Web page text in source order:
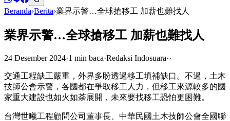
Beranda›Berita›業界示警…全球搶移工 加薪也難找人
業界示警…全球搶移工 加薪也難找人
24 Desember 2024·1 min baca·Redaksi Indosuara··
交通工程缺工嚴重，外界多盼透過移工填補缺口。不過，土木
技師公會示警，各國都在爭取移工人力，但移工來源較多的國
家重大建設也如火如荼展開，未來要找移工恐怕更困難。
台灣世曦工程顧問公司董事長、中華民國土木技師公會全國聯